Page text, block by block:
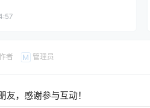
者 M 管理员
友，感谢参与互动！